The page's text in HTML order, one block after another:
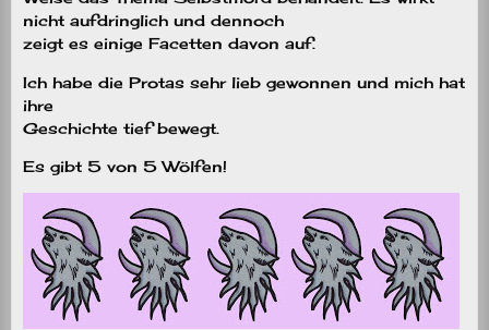
nicht aufdringlich und dennoch
zeigt es einige Facetten davon auf.
Ich habe die Protas sehr lieb gewonnen und mich hat
ihre
Geschichte tief bewegt.
Es gibt 5 von 5 Wölfen!